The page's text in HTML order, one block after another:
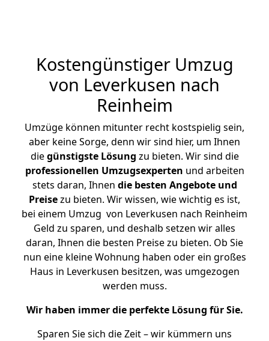
Kostengünstiger Umzug
von Leverkusen nach
Reinheim
Umzüge können mitunter recht kostspielig sein,
aber keine Sorge, denn wir sind hier, um Ihnen
diegünstigste Lösung zu bieten. Wir sind die
professionellen Umzugsexperten und arbeiten
stets daran, Ihnen die besten Angebote und
Preisezu bieten. Wir wissen, wie wichtig es ist,
bei einem Umzug von Leverkusen nach Reinheim
Geld zu sparen, und deshalb setzen wir alles
daran, Ihnen die besten Preise zu bieten. Ob Sie
nun eine kleine Wohnung haben oder ein großes
Haus in Leverkusen besitzen, was umgezogen
werden muss.
Wir haben immer die perfekte Lösung für Sie.
Sparen Sie sich die Zeit – wir kümmern uns